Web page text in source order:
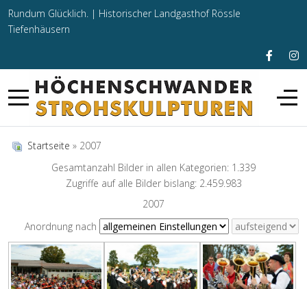
Rundum Glücklich. | Historischer Landgasthof Rössle
Tiefenhäusern
Startseite » 2007
Gesamtanzahl Bilder in allen Kategorien: 1.339
Zugriffe auf alle Bilder bislang: 2.459.983
2007
Anordnung nach